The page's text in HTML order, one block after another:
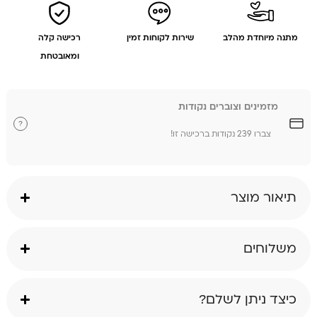
מתנה מיוחדת מהלב שירות לקוחות זמין
רכישה קלה
ומאובטחת
מזמינים וצוברים נקודות
צברו 239 נקודות ברכישה זו!
?
תיאור מוצר
משלוחים
כיצד ניתן לשלם?